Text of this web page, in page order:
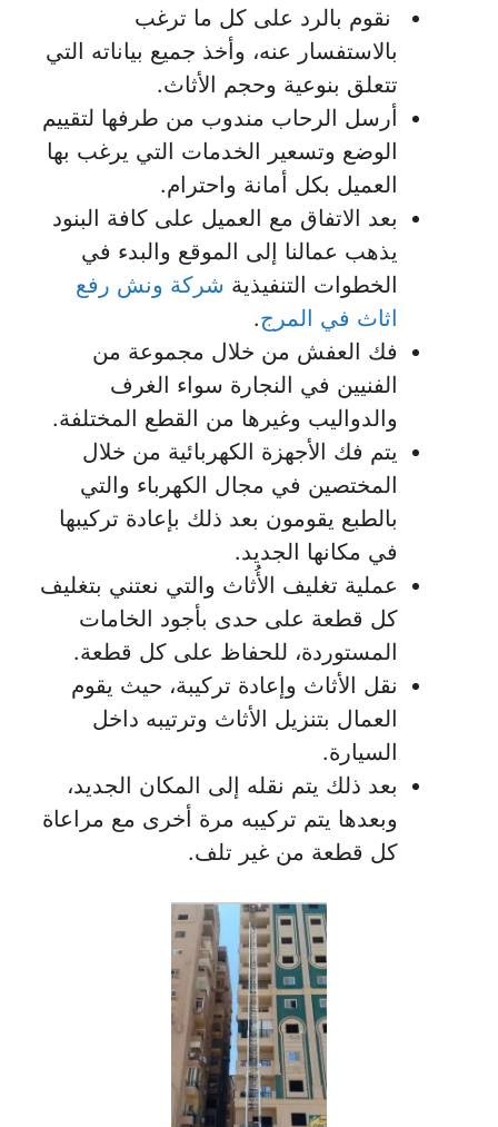
نقوم بالرد على كل ما ترغب
بالاستفسار عنه، وأخذ جميع بياناته التي
تتعلق بنوعية وحجم الأثاث.
أرسل الرحاب مندوب من طرفها لتقييم
الوضع وتسعير الخدمات التي يرغب بها
العميل بكل أمانة واحترام.
بعد الاتفاق مع العميل على كافة البنود
يذهب عمالنا إلى الموقع والبدء في
الخطوات التنفيذية شركة ونش رفع
اثاث في المرج.
فك العفش من خلال مجموعة من
الفنيين في النجارة سواء الغرف
والدواليب وغيرها من القطع المختلفة.
يتم فك الأجهزة الكهربائية من خلال
المختصين في مجال الكهرباء والتي
بالطبع يقومون بعد ذلك بإعادة تركيبها
في مكانها الجديد.
عملية تغليف الأُثاث والتي نعتني بتغليف
كل قطعة على حدى بأجود الخامات
المستوردة، للحفاظ على كل قطعة.
نقل الأثاث وإعادة تركيبة، حيث يقوم
العمال بتنزيل الأثاث وترتيبه داخل
السيارة.
بعد ذلك يتم نقله إلى المكان الجديد،
وبعدها يتم تركيبه مرة أخرى مع مراعاة
كل قطعة من غير تلف.